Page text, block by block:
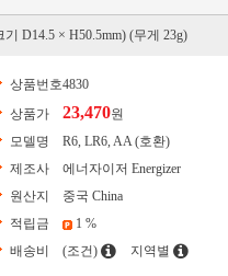
D14.5 × H50.5mm) (무게 23g)
상품번호4830
상품가
23,470원
모델명
R6, LR6, AA (호환)
제조사
에너자이저 Energizer
원산지
중국 China
적립금
1 %
배송비
(조건) 지역별